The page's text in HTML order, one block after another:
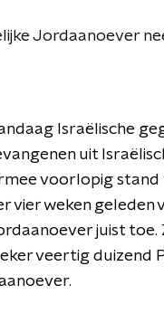
Jordaanoever
Israëlische
uit
voorlopig
vier weken geleden
juist toe.
veertig duizend